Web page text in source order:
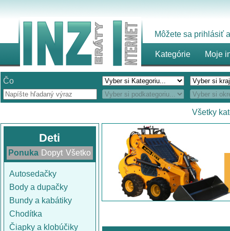
Môžete sa prihlásiť
Kategórie Moje
Čo
Všetky
Deti
Ponuka Dopyt Všetko
Autosedačky
Body a dupačky
Bundy a kabátiky
Chodítka
Čiapky a klobúčiky